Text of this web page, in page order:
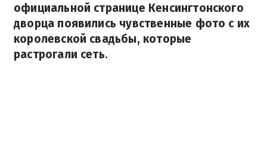
официальной странице Кенсингтонского
дворца появились чувственные фото с их
королевской свадьбы, которые
растрогали сеть.